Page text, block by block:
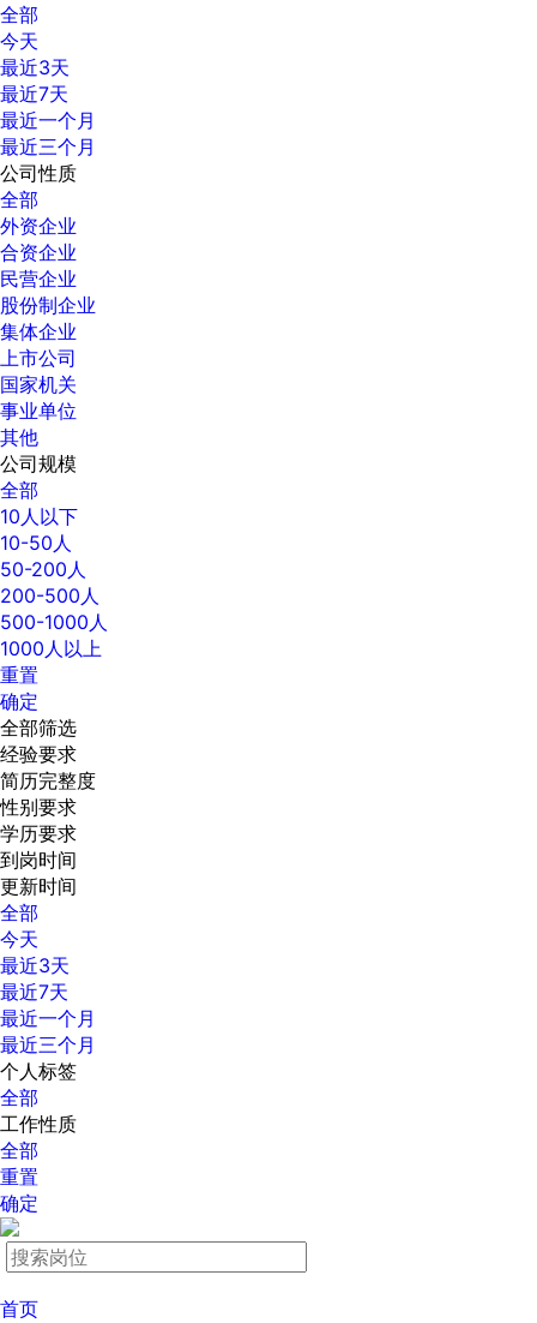
全部
今天
最近3天
最近7天
最近一个月
最近三个月
公司性质
全部
外资企业
合资企业
民营企业
股份制企业
集体企业
上市公司
国家机关
事业单位
其他
公司规模
全部
10人以下
10-50人
50-200人
200-500人
500-1000人
1000人以上
重置
确定
全部筛选
经验要求
简历完整度
性别要求
学历要求
到岗时间
更新时间
全部
今天
最近3天
最近7天
最近一个月
最近三个月
个人标签
全部
工作性质
全部
重置
确定
首页